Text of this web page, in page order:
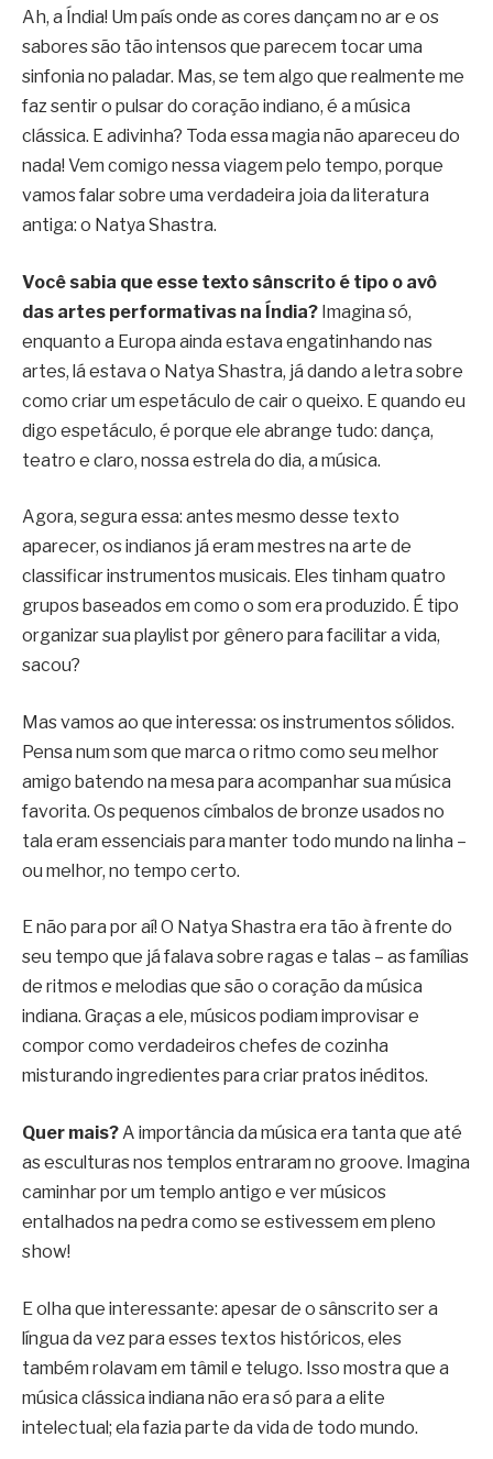
Ah, a Índia! Um país onde as cores dançam no ar e os
sabores são tão intensos que parecem tocar uma
sinfonia no paladar. Mas, se tem algo que realmente me
faz sentir o pulsar do coração indiano, é a música
clássica. E adivinha? Toda essa magia não apareceu do
nada! Vem comigo nessa viagem pelo tempo, porque
vamos falar sobre uma verdadeira joia da literatura
antiga: o Natya Shastra.
Você sabia que esse texto sânscrito é tipo o avô
das artes performativas na Índia? Imagina só,
enquanto a Europa ainda estava engatinhando nas
artes, lá estava o Natya Shastra, já dando a letra sobre
como criar um espetáculo de cair o queixo. E quando eu
digo espetáculo, é porque ele abrange tudo: dança,
teatro e claro, nossa estrela do dia, a música.
Agora, segura essa: antes mesmo desse texto
aparecer, os indianos já eram mestres na arte de
classificar instrumentos musicais. Eles tinham quatro
grupos baseados em como o som era produzido. É tipo
organizar sua playlist por gênero para facilitar a vida,
sacou?
Mas vamos ao que interessa: os instrumentos sólidos.
Pensa num som que marca o ritmo como seu melhor
amigo batendo na mesa para acompanhar sua música
favorita. Os pequenos címbalos de bronze usados no
tala eram essenciais para manter todo mundo na linha –
ou melhor, no tempo certo.
E não para por aí! O Natya Shastra era tão à frente do
seu tempo que já falava sobre ragas e talas – as famílias
de ritmos e melodias que são o coração da música
indiana. Graças a ele, músicos podiam improvisar e
compor como verdadeiros chefes de cozinha
misturando ingredientes para criar pratos inéditos.
Quer mais?A importância da música era tanta que até
as esculturas nos templos entraram no groove. Imagina
caminhar por um templo antigo e ver músicos
entalhados na pedra como se estivessem em pleno
show!
E olha que interessante: apesar de o sânscrito ser a
língua da vez para esses textos históricos, eles
também rolavam em tâmil e telugo. Isso mostra que a
música clássica indiana não era só para a elite
intelectual; ela fazia parte da vida de todo mundo.